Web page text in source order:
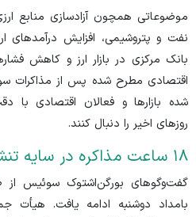
موضوعاتی همچون آزادسازی منابع
نفت و پتروشیمی، افزایش درآمد‌های
بانک مرکزی در بازار ارز و کاهش
اقتصادی مطرح شده پس از مذاکرات
شده بازار‌ها و فعالان اقتصادی با
روز‌های اخیر را دنبال کنند.
۱۸ ساعت مذاکره در سایه تنش‌ها
گفت‌و‌گو‌های بورگن‌اشتوک سوئیس از
بامداد دوشنبه ادامه یافت. هیأت